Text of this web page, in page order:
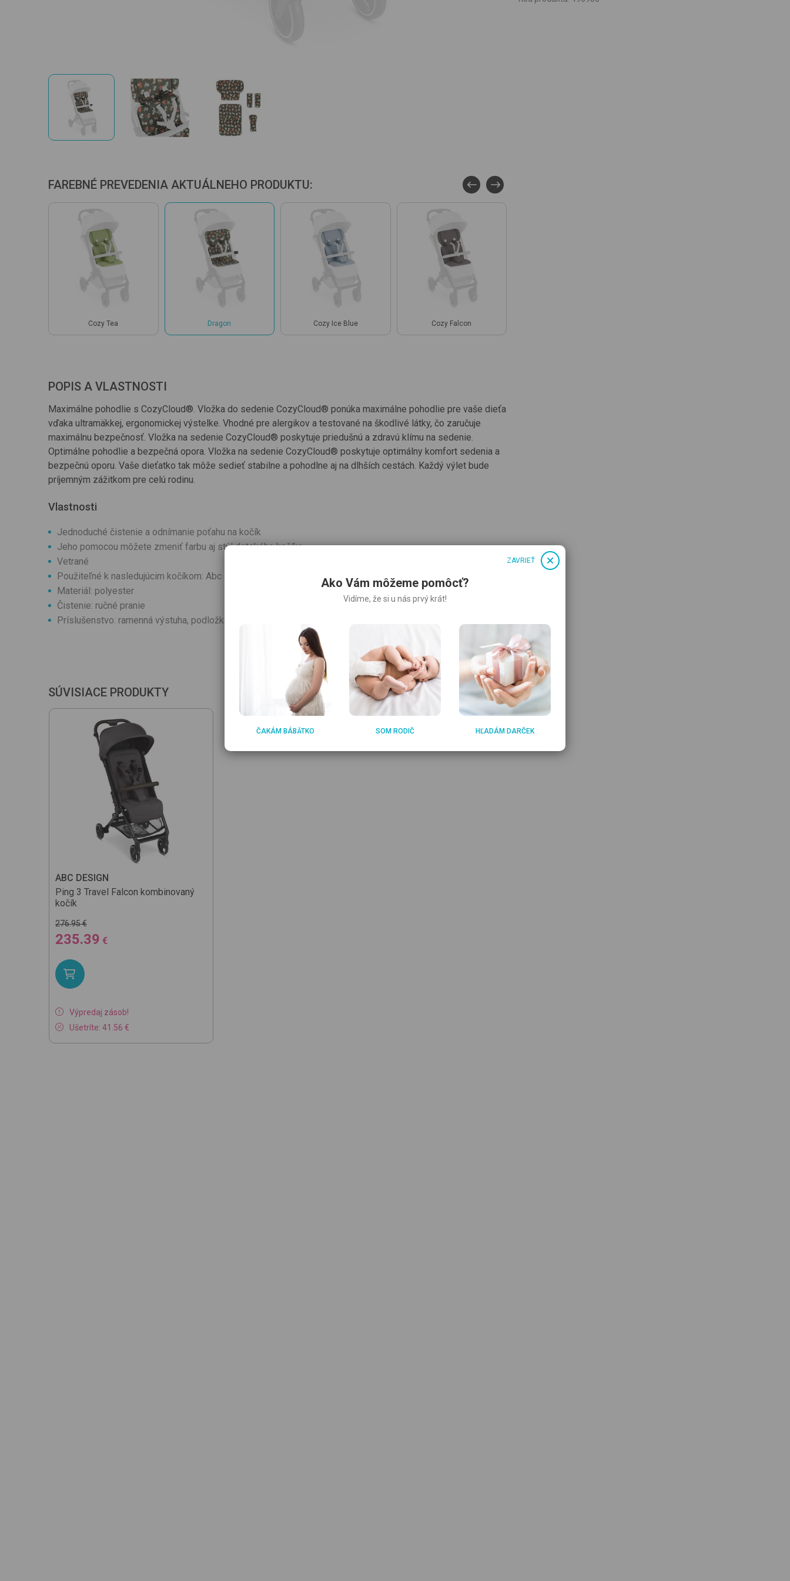
FAREBNÉ PREVEDENIA AKTUÁLNEHO PRODUKTU:
Cozy Tea Dragon Cozy Ice Blue Cozy Falcon
POPIS A VLASTNOSTI
Maximálne pohodlie s CozyCloud®. Vložka do sedenie CozyCloud® ponúka maximálne pohodlie pre vaše dieťa
vďaka ultramäkkej, ergonomickej výstelke. Vhodné pre alergikov a testované na škodlivé látky, čo zaručuje
maximálnu bezpečnosť. Vložka na sedenie CozyCloud® poskytuje priedušnú a zdravú klímu na sedenie.
Optimálne pohodlie a bezpečná opora. Vložka na sedenie CozyCloud® poskytuje optimálny komfort sedenia a
bezpečnú oporu. Vaše dieťatko tak môže sedieť stabilne a pohodlne aj na dlhších cestách. Každý výlet bude
príjemným zážitkom pre celú rodinu.
Vlastnosti
Jednoduché čistenie a odnímanie poťahu na kočík
Jeho pomocou môžete zmeniť farbu aj stýl detského kočíka
Vetrané
Použiteľné k nasledujúcim kočíkom: Abc Design Ping 3 Trekking, Abc Design Ping 3 Travel
Materiál: polyester
Čistenie: ručné pranie
Príslušenstvo: ramenná výstuha, podložka pod sponu
SÚVISIACE PRODUKTY
ABC DESIGN
Ping 3 Travel Falcon kombinovaný
kočík
276.95 €
235.39 €
Výpredaj zásob!
Ušetríte: 41.56 €
Ako Vám môžeme pomôcť?
Vidíme, že si u nás prvý krát!
ČAKÁM BÁBÄTKO SOM RODIČ HĽADÁM DARČEK
ZAVRIEŤ